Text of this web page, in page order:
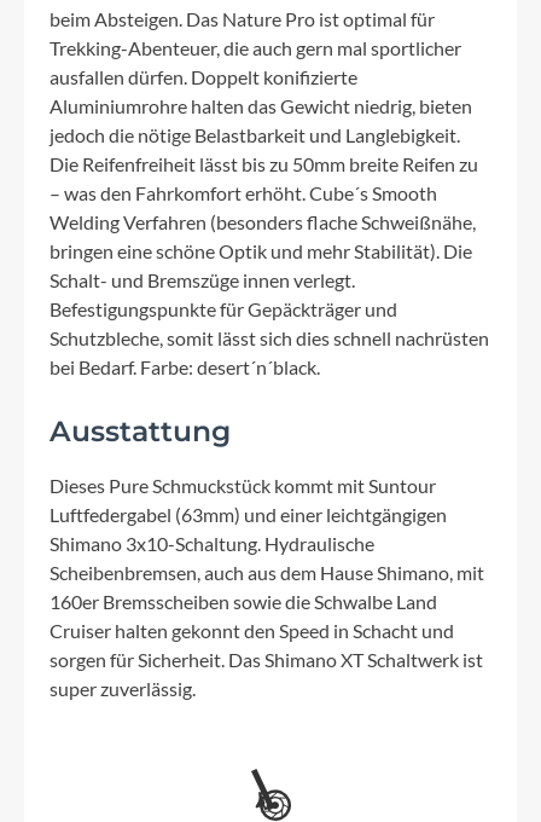
beim Absteigen. Das Nature Pro ist optimal für
Trekking-Abenteuer, die auch gern mal sportlicher
ausfallen dürfen. Doppelt konifizierte
Aluminiumrohre halten das Gewicht niedrig, bieten
jedoch die nötige Belastbarkeit und Langlebigkeit.
Die Reifenfreiheit lässt bis zu 50mm breite Reifen zu
– was den Fahrkomfort erhöht. Cube´s Smooth
Welding Verfahren (besonders flache Schweißnähe,
bringen eine schöne Optik und mehr Stabilität). Die
Schalt- und Bremszüge innen verlegt.
Befestigungspunkte für Gepäckträger und
Schutzbleche, somit lässt sich dies schnell nachrüsten
bei Bedarf. Farbe: desert´n´black.
Ausstattung
Dieses Pure Schmuckstück kommt mit Suntour
Luftfedergabel (63mm) und einer leichtgängigen
Shimano 3x10-Schaltung. Hydraulische
Scheibenbremsen, auch aus dem Hause Shimano, mit
160er Bremsscheiben sowie die Schwalbe Land
Cruiser halten gekonnt den Speed in Schacht und
sorgen für Sicherheit. Das Shimano XT Schaltwerk ist
super zuverlässig.